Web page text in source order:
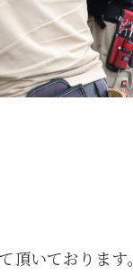
いております。